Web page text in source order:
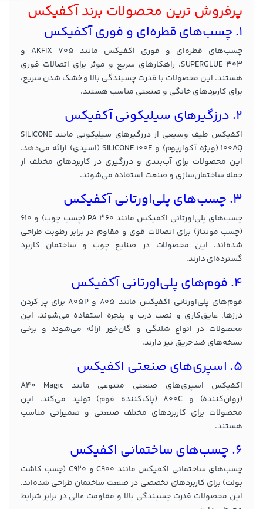
پرفروش ترین محصولات برند آکفیکس
1. چسب‌های قطره‌ای و فوری آکفیکس
چسب‌های قطره‌ای و فوری اکفیکس مانند AKFIX 705 و
SUPERGLUE 303، راهکارهای سریع و موثر برای اتصالات فوری
هستند. این محصولات با قدرت چسبندگی بالا و خشک شدن سریع،
برای کاربردهای خانگی و صنعتی مناسب هستند.
2. درزگیرهای سیلیکونی آکفیکس
اکفیکس طیف وسیعی از درزگیرهای سیلیکونی مانند SILICONE
100AQ (ویژه آکواریوم) و SILICONE 100E (اسیدی) ارائه می‌دهد.
این محصولات برای آب‌بندی و درزگیری در کاربردهای مختلف از
جمله ساختمان‌سازی و صنعت استفاده می‌شوند.
3. چسب‌های پلی‌اورتانی آکفیکس
چسب‌های پلی‌اورتانی اکفیکس مانند PA 360 (چسب چوب) و 610
(چسب مونتاژ) برای اتصالات قوی و مقاوم در برابر رطوبت طراحی
شده‌اند. این محصولات در صنایع چوب و ساختمان کاربرد
گسترده‌ای دارند.
4. فوم‌های پلی‌اورتانی آکفیکس
فوم‌های پلی‌اورتانی اکفیکس مانند 805 و 805P برای پر کردن
درزها، عایق‌کاری و نصب درب و پنجره استفاده می‌شوند. این
محصولات در انواع شلنگی و گان‌خور ارائه می‌شوند و برخی
نسخه‌های ضد حریق نیز دارند.
5. اسپری‌های صنعتی اکفیکس
اکفیکس اسپری‌های صنعتی متنوعی مانند A40 Magic
(روان‌کننده) و 800C (پاک‌کننده فوم) تولید می‌کند. این
محصولات برای کاربردهای مختلف صنعتی و تعمیراتی مناسب
هستند.
6. چسب‌های ساختمانی اکفیکس
چسب‌های ساختمانی اکفیکس مانند C900 و C920 (چسب کاشت
بولت) برای کاربردهای تخصصی در صنعت ساختمان طراحی شده‌اند.
این محصولات قدرت چسبندگی بالا و مقاومت عالی در برابر شرایط